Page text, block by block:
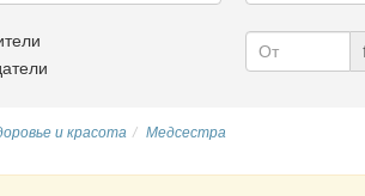
и красота Медсестра